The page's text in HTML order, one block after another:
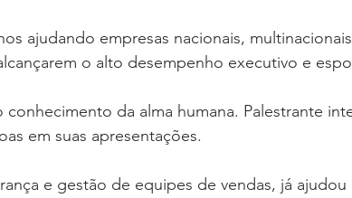
ajudando empresas nacionais,
o alto desempenho executivo e
conhecimento da alma humana. Palestrante
em suas apresentações.
e gestão de equipes de vendas, já